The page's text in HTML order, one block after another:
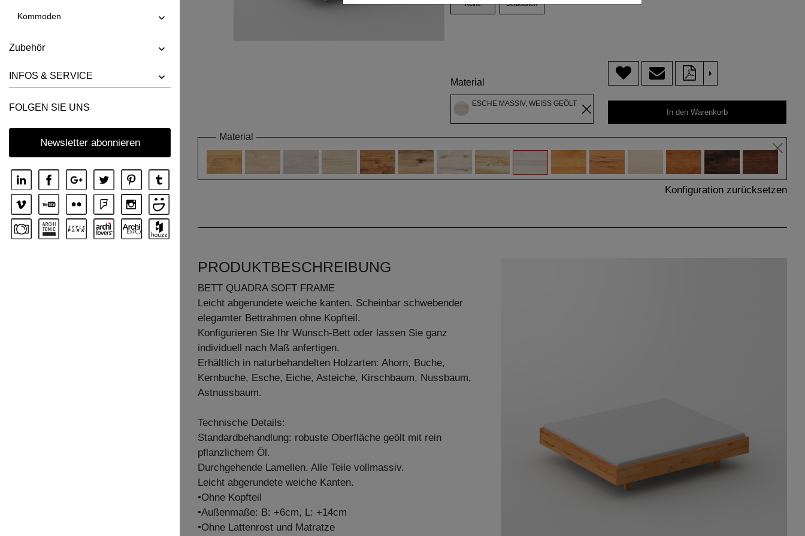
Kommoden
Zubehör
INFOS & SERVICE
FOLGEN SIE UNS
Newsletter abonnieren
Keine Bettkasten
Material
ESCHE MASSIV, WEISS GEÖLT
>
In den Warenkorb
Material
Konfiguration zurücksetzen
PRODUKTBESCHREIBUNG
BETT QUADRA SOFT FRAME
Leicht abgerundete weiche kanten. Scheinbar schwebender
elegamter Bettrahmen ohne Kopfteil.
Konfigurieren Sie Ihr Wunsch-Bett oder lassen Sie ganz
individuell nach Maß anfertigen.
Erhältlich in naturbehandelten Holzarten: Ahorn, Buche,
Kernbuche, Esche, Eiche, Asteiche, Kirschbaum, Nussbaum,
Astnussbaum.
Technische Details:
Standardbehandlung: robuste Oberfläche geölt mit rein
pflanzlichem Öl.
Durchgehende Lamellen. Alle Teile vollmassiv.
Leicht abgerundete weiche Kanten.
•Ohne Kopfteil
•Außenmaße: B: +6cm, L: +14cm
•Ohne Lattenrost und Matratze